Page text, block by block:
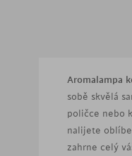
Aromalampa
sobě skvělá
poličce nebo
nalijete
zahrne celý